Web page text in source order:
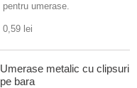
pentru umerase.
0,59 lei
Umerase metalic cu clipsuri
pe bara